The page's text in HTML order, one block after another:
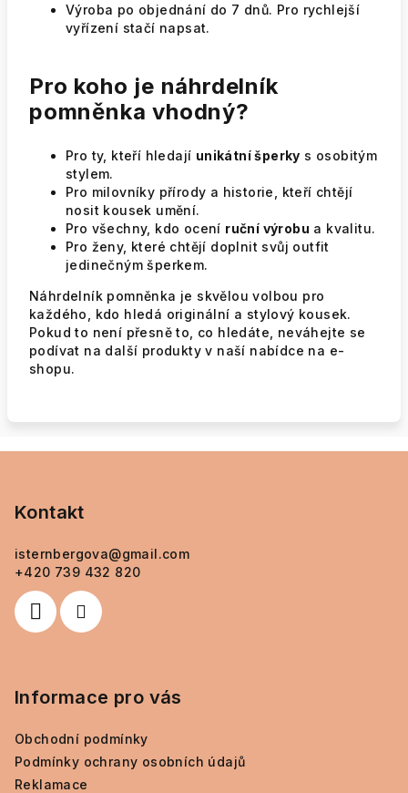
Výroba po objednání do 7 dnů. Pro rychlejší
vyřízení stačí napsat.
Pro koho je náhrdelník
pomněnka vhodný?
Pro ty, kteří hledají unikátní šperky s osobitým
stylem.
Pro milovníky přírody a historie, kteří chtějí
nosit kousek umění.
Pro všechny, kdo ocení ruční výrobu a kvalitu.
Pro ženy, které chtějí doplnit svůj outfit
jedinečným šperkem.
Náhrdelník pomněnka je skvělou volbou pro
každého, kdo hledá originální a stylový kousek.
Pokud to není přesně to, co hledáte, neváhejte se
podívat na další produkty v naší nabídce na e-
shopu.
Kontakt
isternbergova@gmail.com
+420 739 432 820
Informace pro vás
Obchodní podmínky
Podmínky ochrany osobních údajů
Reklamace